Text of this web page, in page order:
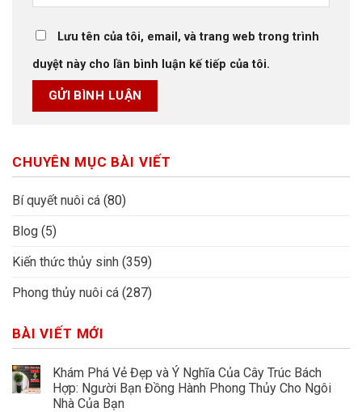
Lưu tên của tôi, email, và trang web trong trình
duyệt này cho lần bình luận kế tiếp của tôi.
CHUYÊN MỤC BÀI VIẾT
Bí quyết nuôi cá (80)
Blog (5)
Kiến thức thủy sinh (359)
Phong thủy nuôi cá (287)
BÀI VIẾT MỚI
Khám Phá Vẻ Đẹp và Ý Nghĩa Của Cây Trúc Bách
Hợp: Người Bạn Đồng Hành Phong Thủy Cho Ngôi
Nhà Của Bạn